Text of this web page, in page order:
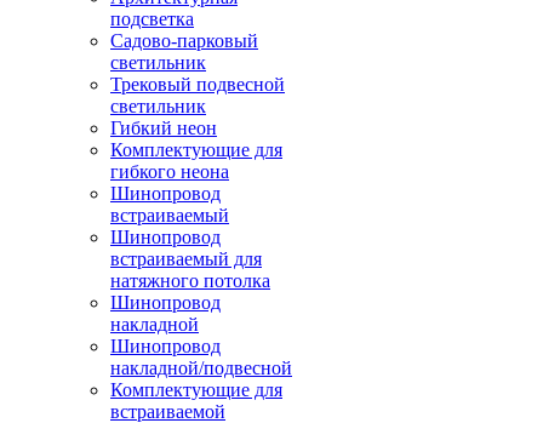
подсветка
Садово-парковый
светильник
Трековый подвесной
светильник
Гибкий неон
Комплектующие для
гибкого неона
Шинопровод
встраиваемый
Шинопровод
встраиваемый для
натяжного потолка
Шинопровод
накладной
Шинопровод
накладной/подвесной
Комплектующие для
встраиваемой